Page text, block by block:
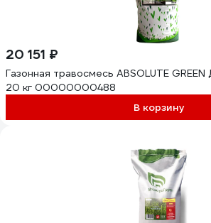
20 151 ₽
Газонная травосмесь ABSOLUTE
20 кг 00000000488
В корзину